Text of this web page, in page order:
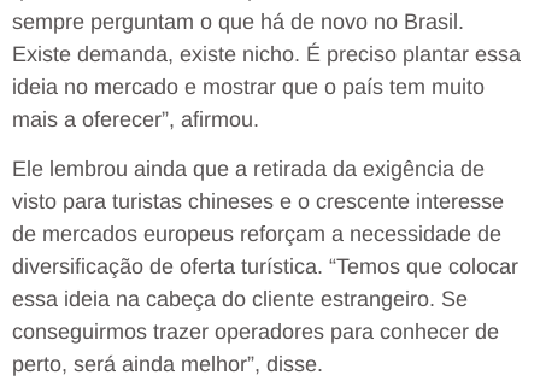
sempre perguntam o que há de novo no Brasil.
Existe demanda, existe nicho. É preciso plantar essa
ideia no mercado e mostrar que o país tem muito
mais a oferecer”, afirmou.
Ele lembrou ainda que a retirada da exigência de
visto para turistas chineses e o crescente interesse
de mercados europeus reforçam a necessidade de
diversificação de oferta turística. “Temos que colocar
essa ideia na cabeça do cliente estrangeiro. Se
conseguirmos trazer operadores para conhecer de
perto, será ainda melhor”, disse.